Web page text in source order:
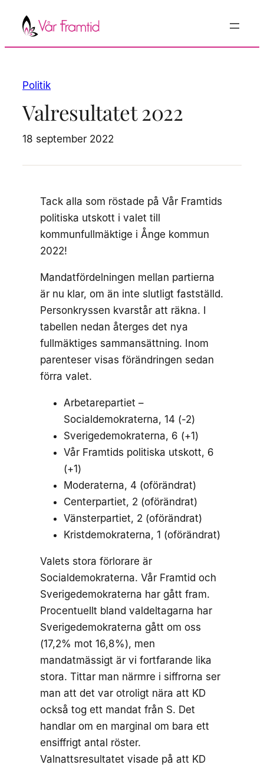
Hoppa
innehåll
Politik
Valresultatet 2022
18 september 2022
Tack alla som röstade på Vår Framtids
politiska utskott i valet till
kommunfullmäktige i Ånge kommun
2022!
Mandatfördelningen mellan partierna
är nu klar, om än inte slutligt fastställd.
Personkryssen kvarstår att räkna. I
tabellen nedan återges det nya
fullmäktiges sammansättning. Inom
parenteser visas förändringen sedan
förra valet.
Arbetarepartiet –
Socialdemokraterna, 14 (-2)
Sverigedemokraterna, 6 (+1)
Vår Framtids politiska utskott, 6
(+1)
Moderaterna, 4 (oförändrat)
Centerpartiet, 2 (oförändrat)
Vänsterpartiet, 2 (oförändrat)
Kristdemokraterna, 1 (oförändrat)
Valets stora förlorare är
Socialdemokraterna. Vår Framtid och
Sverigedemokraterna har gått fram.
Procentuellt bland valdeltagarna har
Sverigedemokraterna gått om oss
(17,2% mot 16,8%), men
mandatmässigt är vi fortfarande lika
stora. Tittar man närmre i siffrorna ser
man att det var otroligt nära att KD
också tog ett mandat från S. Det
handlar om en marginal om bara ett
ensiffrigt antal röster.
Valnattsresultatet visade på att KD